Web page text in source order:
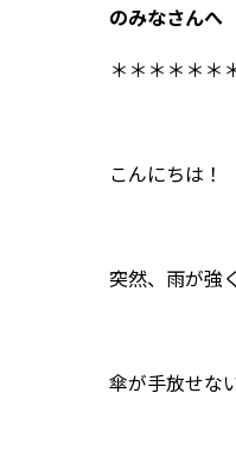
のみなさんへ
＊＊＊＊＊＊
こんにちは！
突然、雨が強
傘が手放せな